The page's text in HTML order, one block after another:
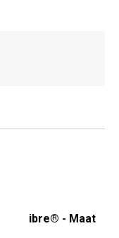
Fibre® - Maat